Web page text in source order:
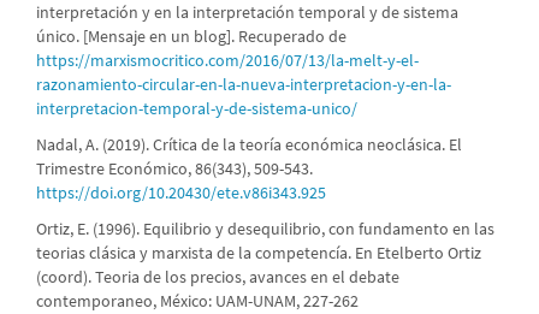
interpretación y en la interpretación temporal y de sistema
único. [Mensaje en un blog]. Recuperado de
https://marxismocritico.com/2016/07/13/la-melt-y-el-
razonamiento-circular-en-la-nueva-interpretacion-y-en-la-
interpretacion-temporal-y-de-sistema-unico/
Nadal, A. (2019). Crítica de la teoría económica neoclásica. El
Trimestre Económico, 86(343), 509-543.
https://doi.org/10.20430/ete.v86i343.925
Ortiz, E. (1996). Equilibrio y desequilibrio, con fundamento en las
teorias clásica y marxista de la competencía. En Etelberto Ortiz
(coord). Teoria de los precios, avances en el debate
contemporaneo, México: UAM-UNAM, 227-262